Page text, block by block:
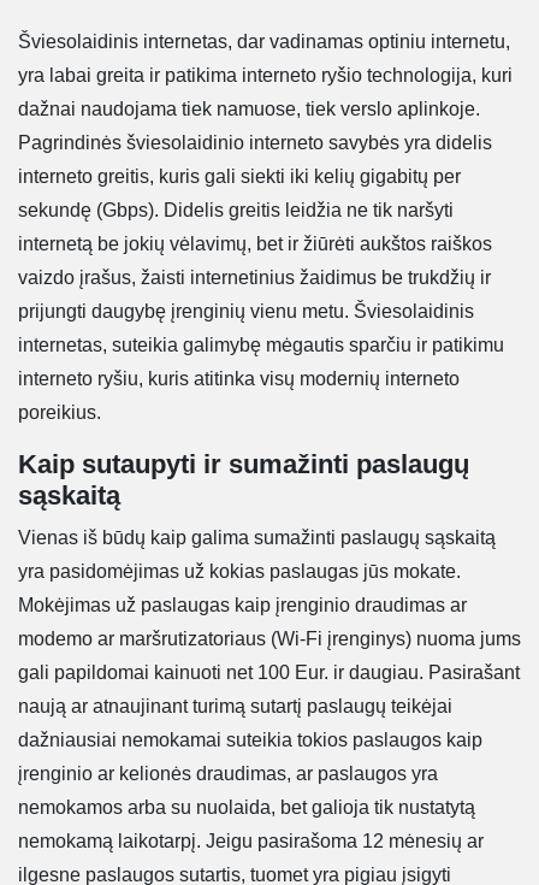
Šviesolaidinis internetas, dar vadinamas optiniu internetu,
yra labai greita ir patikima interneto ryšio technologija, kuri
dažnai naudojama tiek namuose, tiek verslo aplinkoje.
Pagrindinės šviesolaidinio interneto savybės yra didelis
interneto greitis, kuris gali siekti iki kelių gigabitų per
sekundę (Gbps). Didelis greitis leidžia ne tik naršyti
internetą be jokių vėlavimų, bet ir žiūrėti aukštos raiškos
vaizdo įrašus, žaisti internetinius žaidimus be trukdžių ir
prijungti daugybę įrenginių vienu metu. Šviesolaidinis
internetas, suteikia galimybę mėgautis sparčiu ir patikimu
interneto ryšiu, kuris atitinka visų modernių interneto
poreikius.
Kaip sutaupyti ir sumažinti paslaugų
sąskaitą
Vienas iš būdų kaip galima sumažinti paslaugų sąskaitą
yra pasidomėjimas už kokias paslaugas jūs mokate.
Mokėjimas už paslaugas kaip įrenginio draudimas ar
modemo ar maršrutizatoriaus (Wi-Fi įrenginys) nuoma jums
gali papildomai kainuoti net 100 Eur. ir daugiau. Pasirašant
naują ar atnaujinant turimą sutartį paslaugų teikėjai
dažniausiai nemokamai suteikia tokios paslaugos kaip
įrenginio ar kelionės draudimas, ar paslaugos yra
nemokamos arba su nuolaida, bet galioja tik nustatytą
nemokamą laikotarpį. Jeigu pasirašoma 12 mėnesių ar
ilgesne paslaugos sutartis, tuomet yra pigiau įsigyti